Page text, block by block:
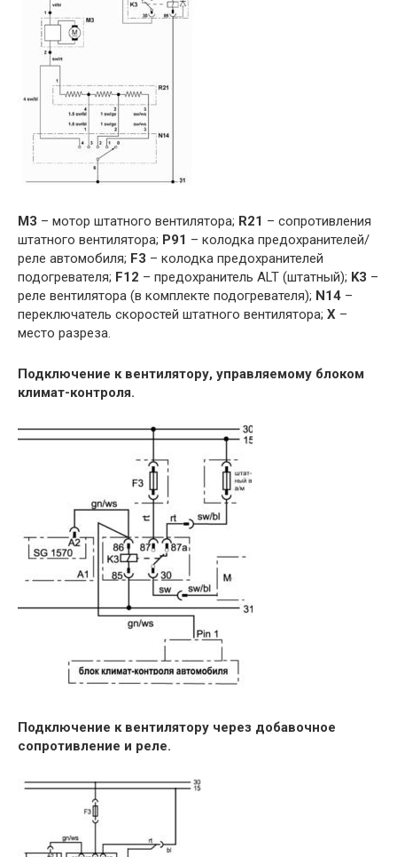
M3 – мотор штатного вентилятора; R21 – сопротивления
штатного вентилятора; P91 – колодка предохранителей/
реле автомобиля; F3 – колодка предохранителей
подогревателя; F12 – предохранитель ALT (штатный); K3 –
реле вентилятора (в комплекте подогревателя); N14 –
переключатель скоростей штатного вентилятора; X –
место разреза.
Подключение к вентилятору, управляемому блоком
климат-контроля.
Подключение к вентилятору через добавочное
сопротивление и реле.